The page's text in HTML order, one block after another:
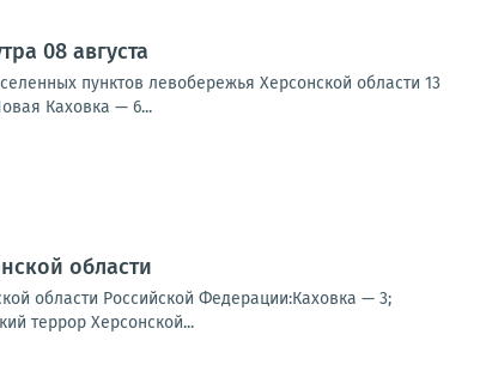
08 августа
пунктов левобережья Херсонской области 13
Каховка — 6...
области
области Российской Федерации:Каховка — 3;
террор Херсонской...